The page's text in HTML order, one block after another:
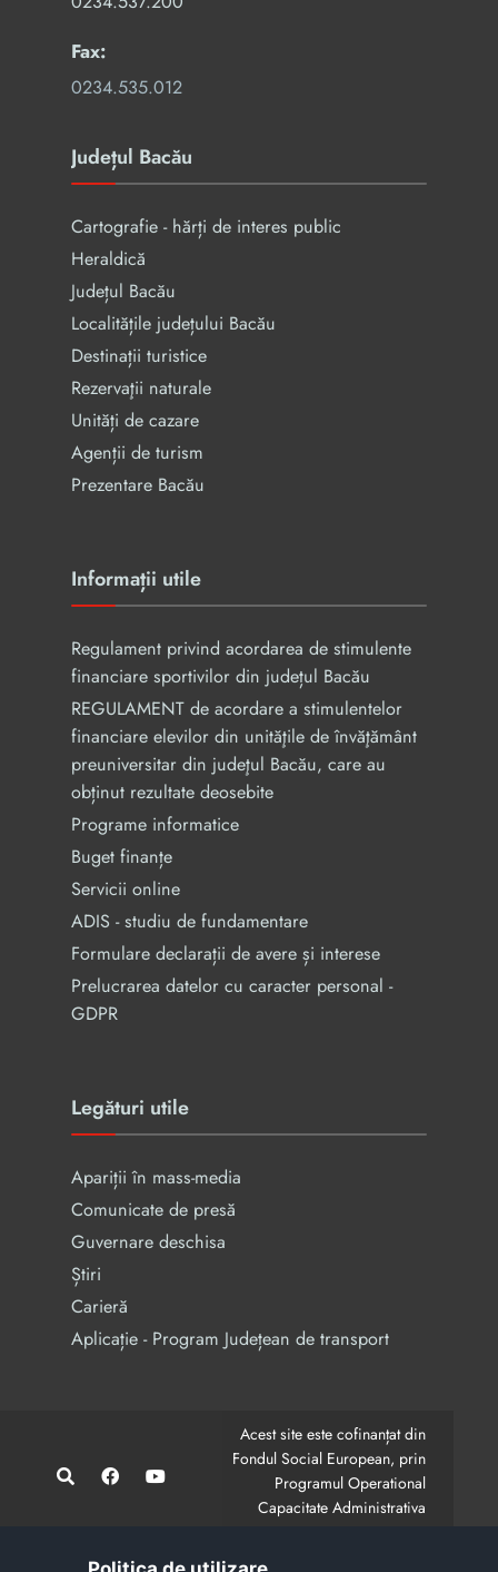
Fax:
0234.535.012
Județul Bacău
Cartografie - hărți de interes public
Heraldică
Județul Bacău
Localitățile județului Bacău
Destinații turistice
Rezervaţii naturale
Unități de cazare
Agenții de turism
Prezentare Bacău
Informații utile
Regulament privind acordarea de stimulente
financiare sportivilor din județul Bacău
REGULAMENT de acordare a stimulentelor
financiare elevilor din unităţile de învăţământ
preuniversitar din judeţul Bacău, care au
obținut rezultate deosebite
Programe informatice
Buget finanțe
Servicii online
ADIS - studiu de fundamentare
Formulare declarații de avere și interese
Prelucrarea datelor cu caracter personal -
GDPR
Legături utile
Apariții în mass-media
Comunicate de presă
Guvernare deschisa
Știri
Carieră
Aplicație - Program Județean de transport
Acest site este cofinanțat din
Fondul Social European, prin
Programul Operational
Capacitate Administrativa
CodMySmis/Sipoca: 128880/652;